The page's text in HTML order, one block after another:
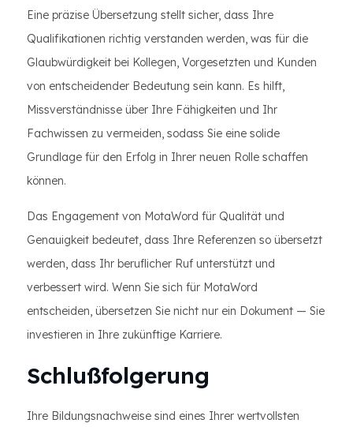
Eine präzise Übersetzung stellt sicher, dass Ihre
Qualifikationen richtig verstanden werden, was für die
Glaubwürdigkeit bei Kollegen, Vorgesetzten und Kunden
von entscheidender Bedeutung sein kann. Es hilft,
Missverständnisse über Ihre Fähigkeiten und Ihr
Fachwissen zu vermeiden, sodass Sie eine solide
Grundlage für den Erfolg in Ihrer neuen Rolle schaffen
können.
Das Engagement von MotaWord für Qualität und
Genauigkeit bedeutet, dass Ihre Referenzen so übersetzt
werden, dass Ihr beruflicher Ruf unterstützt und
verbessert wird. Wenn Sie sich für MotaWord
entscheiden, übersetzen Sie nicht nur ein Dokument — Sie
investieren in Ihre zukünftige Karriere.
Schlußfolgerung
Ihre Bildungsnachweise sind eines Ihrer wertvollsten